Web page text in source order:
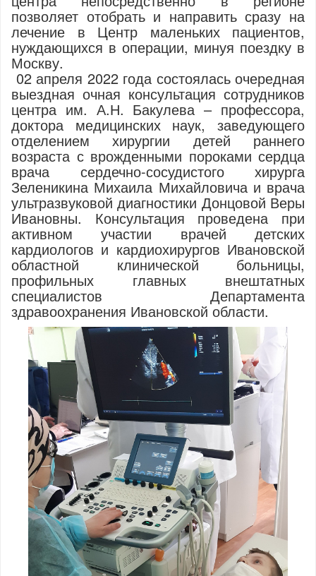
позволяет отобрать и направить сразу на
лечение в Центр маленьких пациентов,
нуждающихся в операции, минуя поездку в
Москву.
02 апреля 2022 года состоялась очередная
выездная очная консультация сотрудников
центра им. А.Н. Бакулева – профессора,
доктора медицинских наук, заведующего
отделением хирургии детей раннего
возраста с врожденными пороками сердца
врача сердечно-сосудистого хирурга
Зеленикина Михаила Михайловича и врача
ультразвуковой диагностики Донцовой Веры
Ивановны. Консультация проведена при
активном участии врачей детских
кардиологов и кардиохирургов Ивановской
областной клинической больницы,
профильных главных внештатных
специалистов Департамента
здравоохранения Ивановской области.